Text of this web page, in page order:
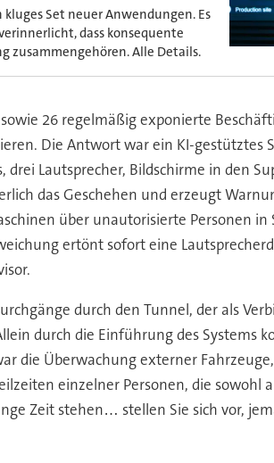
Set neuer Anwendungen. Es
dass konsequente
zusammengehören. Alle Details.
26 regelmäßig exponierte
Die Antwort war ein KI-gestütztes
Lautsprecher, Bildschirme in den
das Geschehen und erzeugt
über unautorisierte Personen in
ertönt sofort eine
durch den Tunnel, der als
durch die Einführung des
die Überwachung externer
einzelner Personen, die
Zeit stehen… stellen Sie sich vor,